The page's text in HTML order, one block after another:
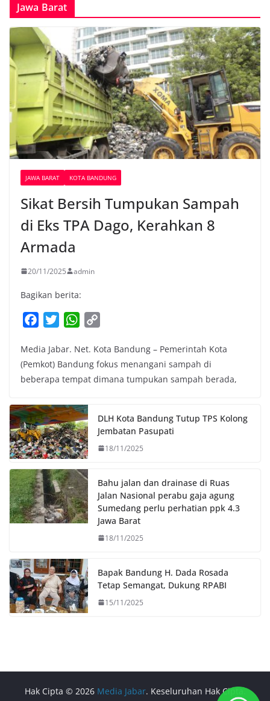
Jawa Barat
JAWA BARAT KOTA BANDUNG
Sikat Bersih Tumpukan Sampah
di Eks TPA Dago, Kerahkan 8
Armada
20/11/2025 admin
Bagikan berita:
c
e
b
o
k
i
t
t
r
W
a
t
s
p
p
p
y
L
n
k
Media Jabar. Net. Kota Bandung – Pemerintah Kota
(Pemkot) Bandung fokus menangani sampah di
beberapa tempat dimana tumpukan sampah berada,
DLH Kota Bandung Tutup TPS Kolong
Jembatan Pasupati
18/11/2025
Bahu jalan dan drainase di Ruas
Jalan Nasional perabu gaja agung
Sumedang perlu perhatian ppk 4.3
Jawa Barat
18/11/2025
Bapak Bandung H. Dada Rosada
Tetap Semangat, Dukung RPABI
15/11/2025
Hak Cipta © 2026 Media Jabar. Keseluruhan Hak Cipta.